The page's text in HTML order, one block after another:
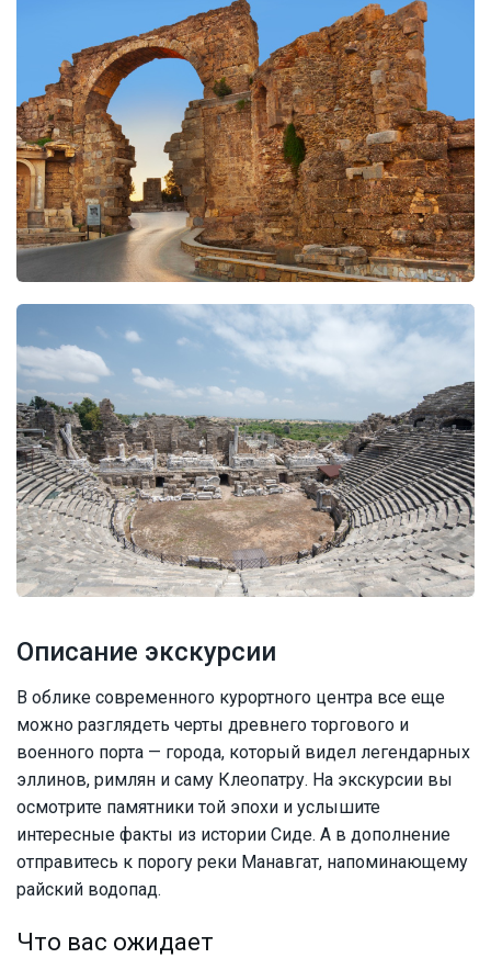
Описание экскурсии
В облике современного курортного центра все еще
можно разглядеть черты древнего торгового и
военного порта — города, который видел легендарных
эллинов, римлян и саму Клеопатру. На экскурсии вы
осмотрите памятники той эпохи и услышите
интересные факты из истории Сиде. А в дополнение
отправитесь к порогу реки Манавгат, напоминающему
райский водопад.
Что вас ожидает